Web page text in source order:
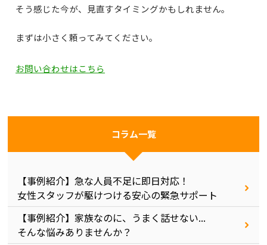
そう感じた今が、見直すタイミングかもしれません。
まずは小さく頼ってみてください。
お問い合わせはこちら
コラム一覧
【事例紹介】急な人員不足に即日対応！
女性スタッフが駆けつける安心の緊急サポート
【事例紹介】家族なのに、うまく話せない...
そんな悩みありませんか？